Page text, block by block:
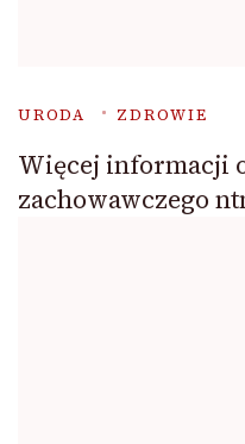
URODA ZDROWIE
Więcej informacji
zachowawczego